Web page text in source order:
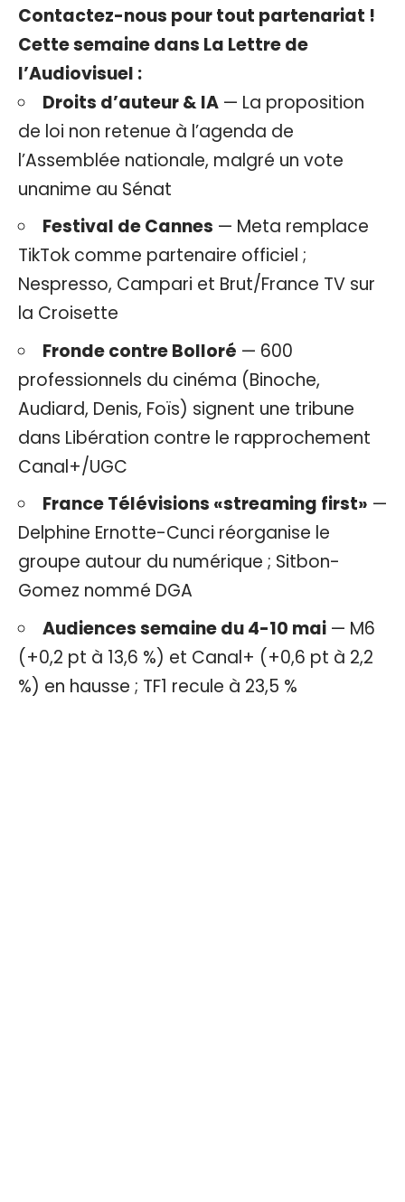
Contactez-nous pour tout partenariat !
Cette semaine dans La Lettre de
l’Audiovisuel :
Droits d’auteur & IA — La proposition
de loi non retenue à l’agenda de
l’Assemblée nationale, malgré un vote
unanime au Sénat
Festival de Cannes — Meta remplace
TikTok comme partenaire officiel ;
Nespresso, Campari et Brut/France TV sur
la Croisette
Fronde contre Bolloré — 600
professionnels du cinéma (Binoche,
Audiard, Denis, Foïs) signent une tribune
dans Libération contre le rapprochement
Canal+/UGC
France Télévisions «streaming first» —
Delphine Ernotte-Cunci réorganise le
groupe autour du numérique ; Sitbon-
Gomez nommé DGA
Audiences semaine du 4-10 mai — M6
(+0,2 pt à 13,6 %) et Canal+ (+0,6 pt à 2,2
%) en hausse ; TF1 recule à 23,5 %